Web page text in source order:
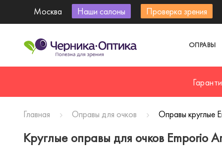
Москва Наши салоны Проверка зрения
ОПРАВЫ
Главная Оправы для очков Оправы круглые
Круглые оправы для очков Emporio